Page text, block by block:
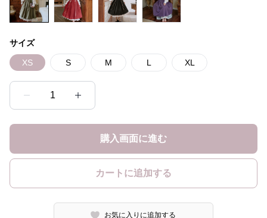
サイズ
XS S M L XL
1
購入画面に進む
カートに追加する
お気に入りに追加する